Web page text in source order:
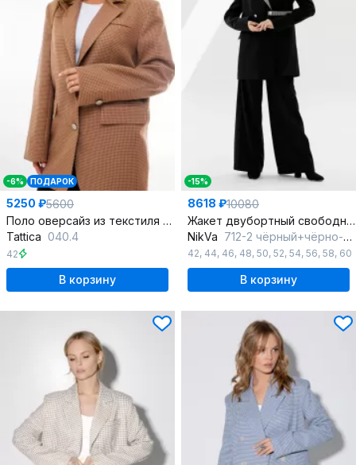
-6% ПОДАРОК
5250 ₽5600
Поло оверсайз из текстиля с воротником и стильным кроем
Tattica 040.4
42
В корзину
-15%
8618 ₽10080
Жакет двубортный свободного объема из текстиля
NikVa 712-2 чёрный+чёрно-белая_ гусиная_лапка
42, 44, 46, 48, 50, 52, 54, 56, 58, 60
В корзину